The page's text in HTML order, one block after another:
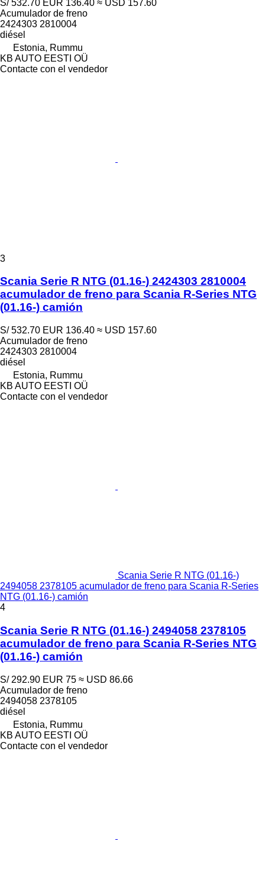
S/ 532.70 EUR 136.40 ≈ USD 157.60
Acumulador de freno
2424303 2810004
diésel
Estonia, Rummu
KB AUTO EESTI OÜ
Contacte con el vendedor
3
Scania Serie R NTG (01.16-) 2424303 2810004
acumulador de freno para Scania R-Series NTG
(01.16-) camión
S/ 532.70 EUR 136.40 ≈ USD 157.60
Acumulador de freno
2424303 2810004
diésel
Estonia, Rummu
KB AUTO EESTI OÜ
Contacte con el vendedor
Scania Serie R NTG (01.16-)
2494058 2378105 acumulador de freno para Scania R-Series
NTG (01.16-) camión
4
Scania Serie R NTG (01.16-) 2494058 2378105
acumulador de freno para Scania R-Series NTG
(01.16-) camión
S/ 292.90 EUR 75 ≈ USD 86.66
Acumulador de freno
2494058 2378105
diésel
Estonia, Rummu
KB AUTO EESTI OÜ
Contacte con el vendedor